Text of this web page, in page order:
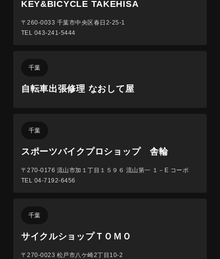
KEY&BICYCLE TAKEHISA
〒260-0033 千葉市中央区春日2-25-1
TEL 043-241-5444
千葉
自転車出張修理 なおして屋
千葉
スポーツバイクプロショップ 舎輪
〒270-0176 流山市加１丁目１５９６ 流山第一 １－E コーポ
TEL 04-7192-6456
千葉
サイクルショップＴＯＭＯ
〒270-0023 松戸市八ケ崎2丁目10-2